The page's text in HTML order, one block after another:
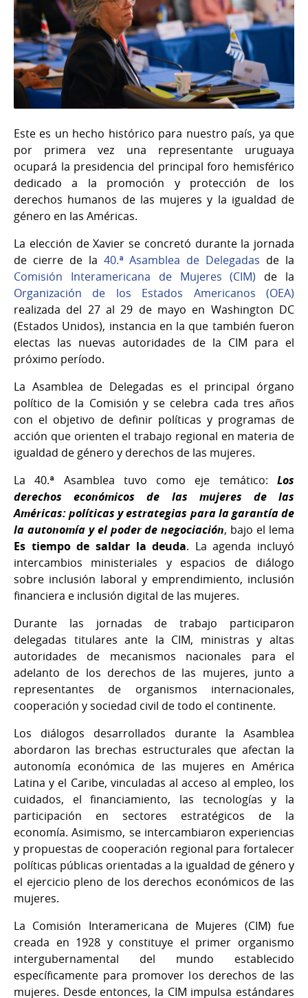
Este es un hecho histórico para nuestro país, ya que
por primera vez una representante uruguaya
ocupará la presidencia del principal foro hemisférico
dedicado a la promoción y protección de los
derechos humanos de las mujeres y la igualdad de
género en las Américas.
La elección de Xavier se concretó durante la jornada
de cierre de la 40.ª Asamblea de Delegadas de la
Comisión Interamericana de Mujeres (CIM) de la
Organización de los Estados Americanos (OEA)
realizada del 27 al 29 de mayo en Washington DC
(Estados Unidos), instancia en la que también fueron
electas las nuevas autoridades de la CIM para el
próximo período.
La Asamblea de Delegadas es el principal órgano
político de la Comisión y se celebra cada tres años
con el objetivo de definir políticas y programas de
acción que orienten el trabajo regional en materia de
igualdad de género y derechos de las mujeres.
La 40.ª Asamblea tuvo como eje temático: Los
derechos económicos de las mujeres de las
Américas: políticas y estrategias para la garantía de
la autonomía y el poder de negociación, bajo el lema
Es tiempo de saldar la deuda. La agenda incluyó
intercambios ministeriales y espacios de diálogo
sobre inclusión laboral y emprendimiento, inclusión
financiera e inclusión digital de las mujeres.
Durante las jornadas de trabajo participaron
delegadas titulares ante la CIM, ministras y altas
autoridades de mecanismos nacionales para el
adelanto de los derechos de las mujeres, junto a
representantes de organismos internacionales,
cooperación y sociedad civil de todo el continente.
Los diálogos desarrollados durante la Asamblea
abordaron las brechas estructurales que afectan la
autonomía económica de las mujeres en América
Latina y el Caribe, vinculadas al acceso al empleo, los
cuidados, el financiamiento, las tecnologías y la
participación en sectores estratégicos de la
economía. Asimismo, se intercambiaron experiencias
y propuestas de cooperación regional para fortalecer
políticas públicas orientadas a la igualdad de género y
el ejercicio pleno de los derechos económicos de las
mujeres.
La Comisión Interamericana de Mujeres (CIM) fue
creada en 1928 y constituye el primer organismo
intergubernamental del mundo establecido
específicamente para promover los derechos de las
mujeres. Desde entonces, la CIM impulsa estándares